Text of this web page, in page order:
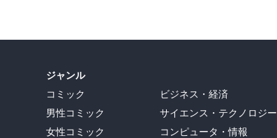
ジャンル
コミック
男性コミック
女性コミック
ビジネス・経済
サイエンス・テクノロジー
コンピュータ・情報